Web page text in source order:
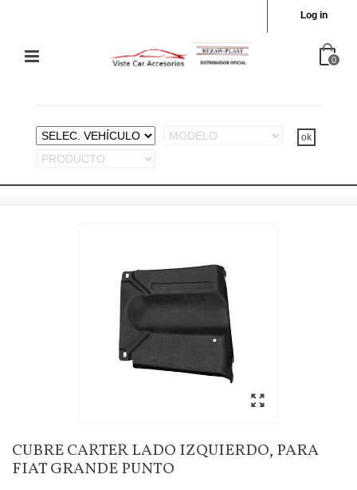
Log in
0
CUBRE CARTER LADO IZQUIERDO, PARA
FIAT GRANDE PUNTO